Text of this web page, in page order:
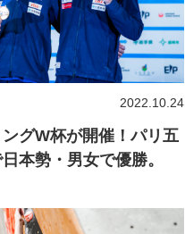
グW杯が開催！パリ五
本勢・男女で優勝。
2022.10.24